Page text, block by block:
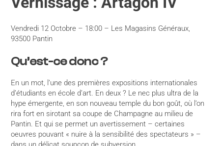
Vendredi 12 Octobre – 18:00 – Les Magasins Généraux,
93500 Pantin
Qu’est-ce donc ?
En un mot, l’une des premières expositions internationales
d’étudiants en école d’art. En deux ? Le nec plus ultra de la
hype émergente, en son nouveau temple du bon goût, où l’on
rira fort en sirotant sa coupe de Champagne au milieu de
Pantin. Et qui se permet un avertissement – certaines
oeuvres pouvant « nuire à la sensibilité des spectateurs » –